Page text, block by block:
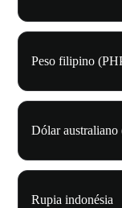
Peso filipino
Dólar
Rupia indonésia